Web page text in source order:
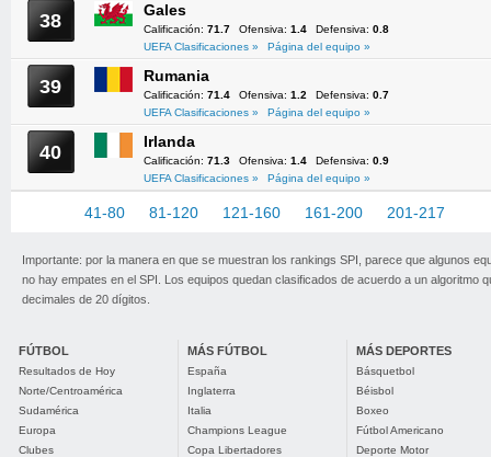
38 Gales
Calificación: 71.7 Ofensiva: 1.4 Defensiva: 0.8
UEFA Clasificaciones »
Página del equipo »
39 Rumania
Calificación: 71.4 Ofensiva: 1.2 Defensiva: 0.7
UEFA Clasificaciones »
Página del equipo »
40 Irlanda
Calificación: 71.3 Ofensiva: 1.4 Defensiva: 0.9
UEFA Clasificaciones »
Página del equipo »
41-80 81-120 121-160 161-200 201-217
Importante: por la manera en que se muestran los rankings SPI, parece que algunos
no hay empates en el SPI. Los equipos quedan clasificados de acuerdo a un algoritmo
decimales de 20 dígitos.
FÚTBOL
Resultados de Hoy
Norte/Centroamérica
Sudamérica
Europa
Clubes
MÁS FÚTBOL
España
Inglaterra
Italia
Champions League
Copa Libertadores
MÁS DEPORTES
Básquetbol
Béisbol
Boxeo
Fútbol Americano
Deporte Motor